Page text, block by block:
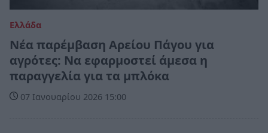
Ελλάδα
Νέα παρέμβαση Αρείου Πάγου για
αγρότες: Να εφαρμοστεί άμεσα η
παραγγελία για τα μπλόκα
07 Ιανουαρίου 2026 15:00